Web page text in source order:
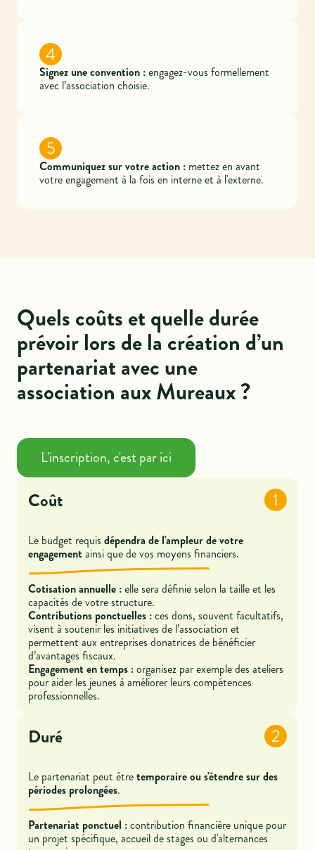
4
Signez une convention :engagez-vous formellement
avec l’association choisie.
5
Communiquez sur votre action : mettez en avant
votre engagement à la fois en interne et à l'externe.
Quels coûts et quelle durée
prévoir lors de la création d’un
partenariat avec une
association aux Mureaux ?
L'inscription, c'est par ici
Coût 1
Le budget requisdépendra de l'ampleur de votre
engagement ainsi que de vos moyens financiers.
Cotisation annuelle :elle sera définie selon la taille et les
capacités de votre structure.
Contributions ponctuelles :ces dons, souvent facultatifs,
visent à soutenir les initiatives de l’association et
permettent aux entreprises donatrices de bénéficier
d’avantages fiscaux.
Engagement en temps :organisez par exemple des ateliers
pour aider les jeunes à améliorer leurs compétences
professionnelles.
Duré 2
Le partenariat peut êtretemporaire ou s'étendre sur des
périodes prolongées.
Partenariat ponctuel :contribution financière unique pour
un projet spécifique, accueil de stages ou d'alternances